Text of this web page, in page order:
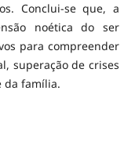
Conclui-se que, a
noética do ser
para compreender
superação de crises
da família.